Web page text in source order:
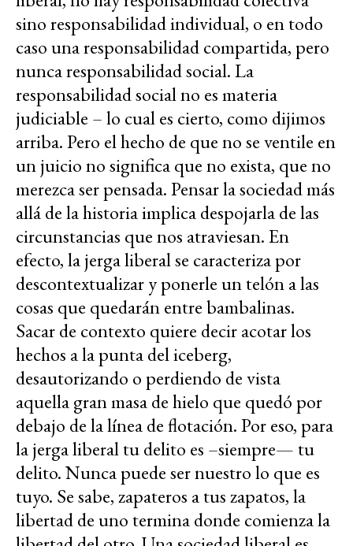
sino responsabilidad individual, o en todo
caso una responsabilidad compartida, pero
nunca responsabilidad social. La
responsabilidad social no es materia
judiciable – lo cual es cierto, como dijimos
arriba. Pero el hecho de que no se ventile en
un juicio no significa que no exista, que no
merezca ser pensada. Pensar la sociedad más
allá de la historia implica despojarla de las
circunstancias que nos atraviesan. En
efecto, la jerga liberal se caracteriza por
descontextualizar y ponerle un telón a las
cosas que quedarán entre bambalinas.
Sacar de contexto quiere decir acotar los
hechos a la punta del iceberg,
desautorizando o perdiendo de vista
aquella gran masa de hielo que quedó por
debajo de la línea de flotación. Por eso, para
la jerga liberal tu delito es –siempre— tu
delito. Nunca puede ser nuestro lo que es
tuyo. Se sabe, zapateros a tus zapatos, la
libertad de uno termina donde comienza la